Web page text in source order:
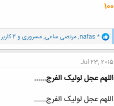
100
و
ا
ک
ش
ه
ا
nafas *
,مرتضی ساعی,مسروری و 2 کاربر دیگر
Jul 23, 2015
اللهم عجل لولیک الفرج......
اللهم عجل لولیک الفرج......